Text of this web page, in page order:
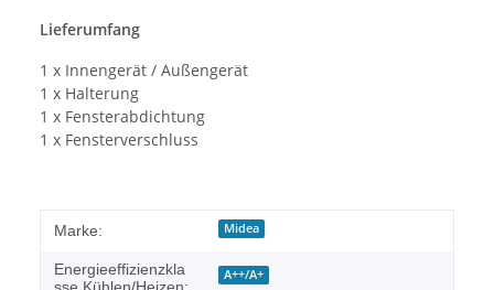
Lieferumfang
1 x Innengerät / Außengerät
1 x Halterung
1 x Fensterabdichtung
1 x Fensterverschluss
Marke: Midea
Energieeffizienzkla
sse Kühlen/Heizen:
A++/A+